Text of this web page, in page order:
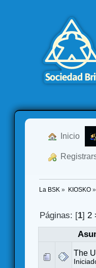
Inicio
La BSK » KIOSKO»
Páginas: [1]2
The